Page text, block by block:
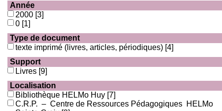
Année
2000 [3]
0 [1]
Type de document
texte imprimé (livres, articles, périodiques) [4]
Support
Livres [9]
Localisation
Bibliothèque HELMo Huy [7]
C.R.P. – Centre de Ressources Pédagogiques HELMo